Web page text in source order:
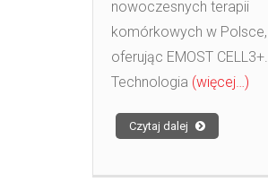
nowoczesnych terapii
komórkowych w Polsce,
oferując EMOST CELL3+.
Technologia (więcej…)
Czytaj dalej